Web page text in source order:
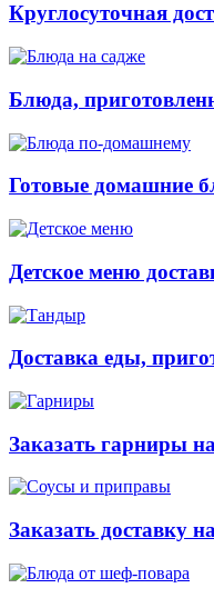
Круглосуточная
Блюда,
Готовые домашние
Детское меню
Доставка еды,
Заказать гарниры
Заказать доставку